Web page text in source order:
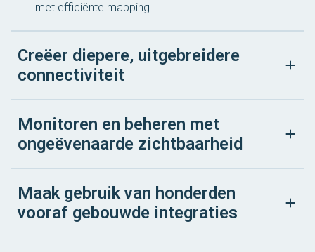
met efficiënte mapping
Creëer diepere, uitgebreidere
connectiviteit
Monitoren en beheren met
ongeëvenaarde zichtbaarheid
Maak gebruik van honderden
vooraf gebouwde integraties